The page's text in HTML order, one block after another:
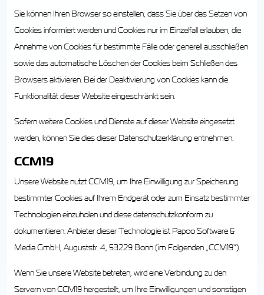
Sie können Ihren Browser so einstellen, dass Sie über das Setzen von
Cookies informiert werden und Cookies nur im Einzelfall erlauben, die
Annahme von Cookies für bestimmte Fälle oder generell ausschließen
sowie das automatische Löschen der Cookies beim Schließen des
Browsers aktivieren. Bei der Deaktivierung von Cookies kann die
Funktionalität dieser Website eingeschränkt sein.
Sofern weitere Cookies und Dienste auf dieser Website eingesetzt
werden, können Sie dies dieser Datenschutzerklärung entnehmen.
CCM19
Unsere Website nutzt CCM19, um Ihre Einwilligung zur Speicherung
bestimmter Cookies auf Ihrem Endgerät oder zum Einsatz bestimmter
Technologien einzuholen und diese datenschutzkonform zu
dokumentieren. Anbieter dieser Technologie ist Papoo Software &
Media GmbH, Auguststr. 4, 53229 Bonn (im Folgenden „CCM19“).
Wenn Sie unsere Website betreten, wird eine Verbindung zu den
Servern von CCM19 hergestellt, um Ihre Einwilligungen und sonstigen